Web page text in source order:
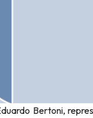
Bertoni,